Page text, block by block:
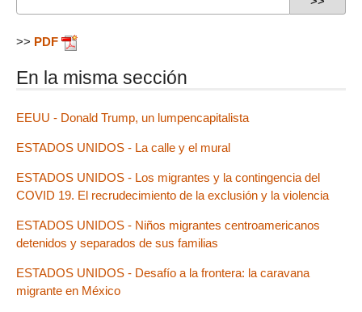
>> PDF
En la misma sección
EEUU - Donald Trump, un lumpencapitalista
ESTADOS UNIDOS - La calle y el mural
ESTADOS UNIDOS - Los migrantes y la contingencia del
COVID 19. El recrudecimiento de la exclusión y la violencia
ESTADOS UNIDOS - Niños migrantes centroamericanos
detenidos y separados de sus familias
ESTADOS UNIDOS - Desafío a la frontera: la caravana
migrante en México